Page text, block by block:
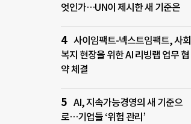
엇인가…UN이 제시한 새 기준은
사이임팩트-넥스트임팩트, 사회
복지 현장을 위한 AI 리빙랩 업무 협
약 체결
AI, 지속가능경영의 새 기준으
로…기업들 ‘위험 관리’